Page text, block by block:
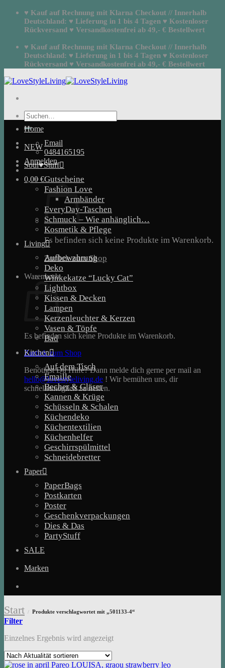
Zum
springen
♥ Kauf auf Rechnung mit Klarna Checkout // Innerhalb
Deutschland: ♥ Lieferung in 1 bis 4 Tagen ♥ Kostenloser
Rückversand ♥ Versandkostenfrei ab 49,- € Bestellwert
♥ Kauf auf Rechnung mit Klarna Checkout // Innerhalb
Deutschland: ♥ Lieferung in 1 bis 4 Tagen ♥ Kostenloser
Rückversand ♥ Versandkostenfrei ab 49,- € Bestellwert
Suchen
nach:
Email
0484165195
Anmelden
0,00€
Es befinden sich keine Produkte im Warenkorb.
Zurück zum Shop
Warenkorb
Es befinden sich keine Produkte im Warenkorb.
Zurück zum Shop
Benötigst Du Hilfe? Dann melde dich gerne per mail an
hello@lovestyleliving.de ! Wir bemühen uns, dir
schnellstmöglich zu helfen.
Home
NEW
Soul♥Stuff
Gutscheine
Fashion Love
Armbänder
EveryDay-Taschen
Schmuck – Wie anhänglich…
Kosmetik & Pflege
Living
Aufbewahrung
Deko
Winkekatze “Lucky Cat”
Lightbox
Kissen & Decken
Lampen
Kerzenleuchter & Kerzen
Vasen & Töpfe
Bad
Kitchen
Auf dem Tisch
Emaille
Becher & Gläser
Kannen & Krüge
Schüsseln & Schalen
Küchendeko
Küchentextilien
Küchenhelfer
Geschirrspülmittel
Schneidebretter
Paper
PaperBags
Postkarten
Poster
Geschenkverpackungen
Dies & Das
PartyStuff
SALE
Marken
Start / Produkte verschlagwortet mit „501133-4“
Filter
Einzelnes Ergebnis wird angezeigt